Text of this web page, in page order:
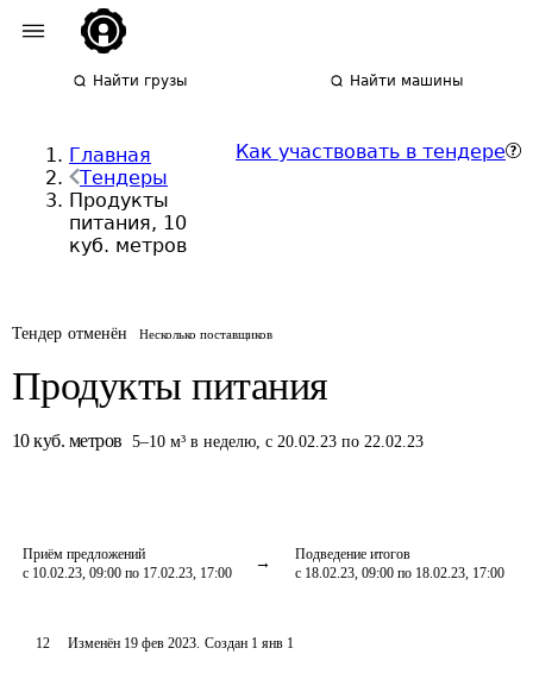
Найти грузы Найти машины
Главная
Тендеры
Продукты
питания, 10
куб. метров
Как участвовать в тендере
Тендер отменён Несколько поставщиков
Продукты питания
10 куб. метров 5–10 м³ в неделю, с 20.02.23 по 22.02.23
Приём предложений
с 10.02.23, 09:00 по 17.02.23, 17:00
Подведение итогов
с 18.02.23, 09:00 по 18.02.23, 17:00
12 Изменён 19 фев 2023. Создан 1 янв 1